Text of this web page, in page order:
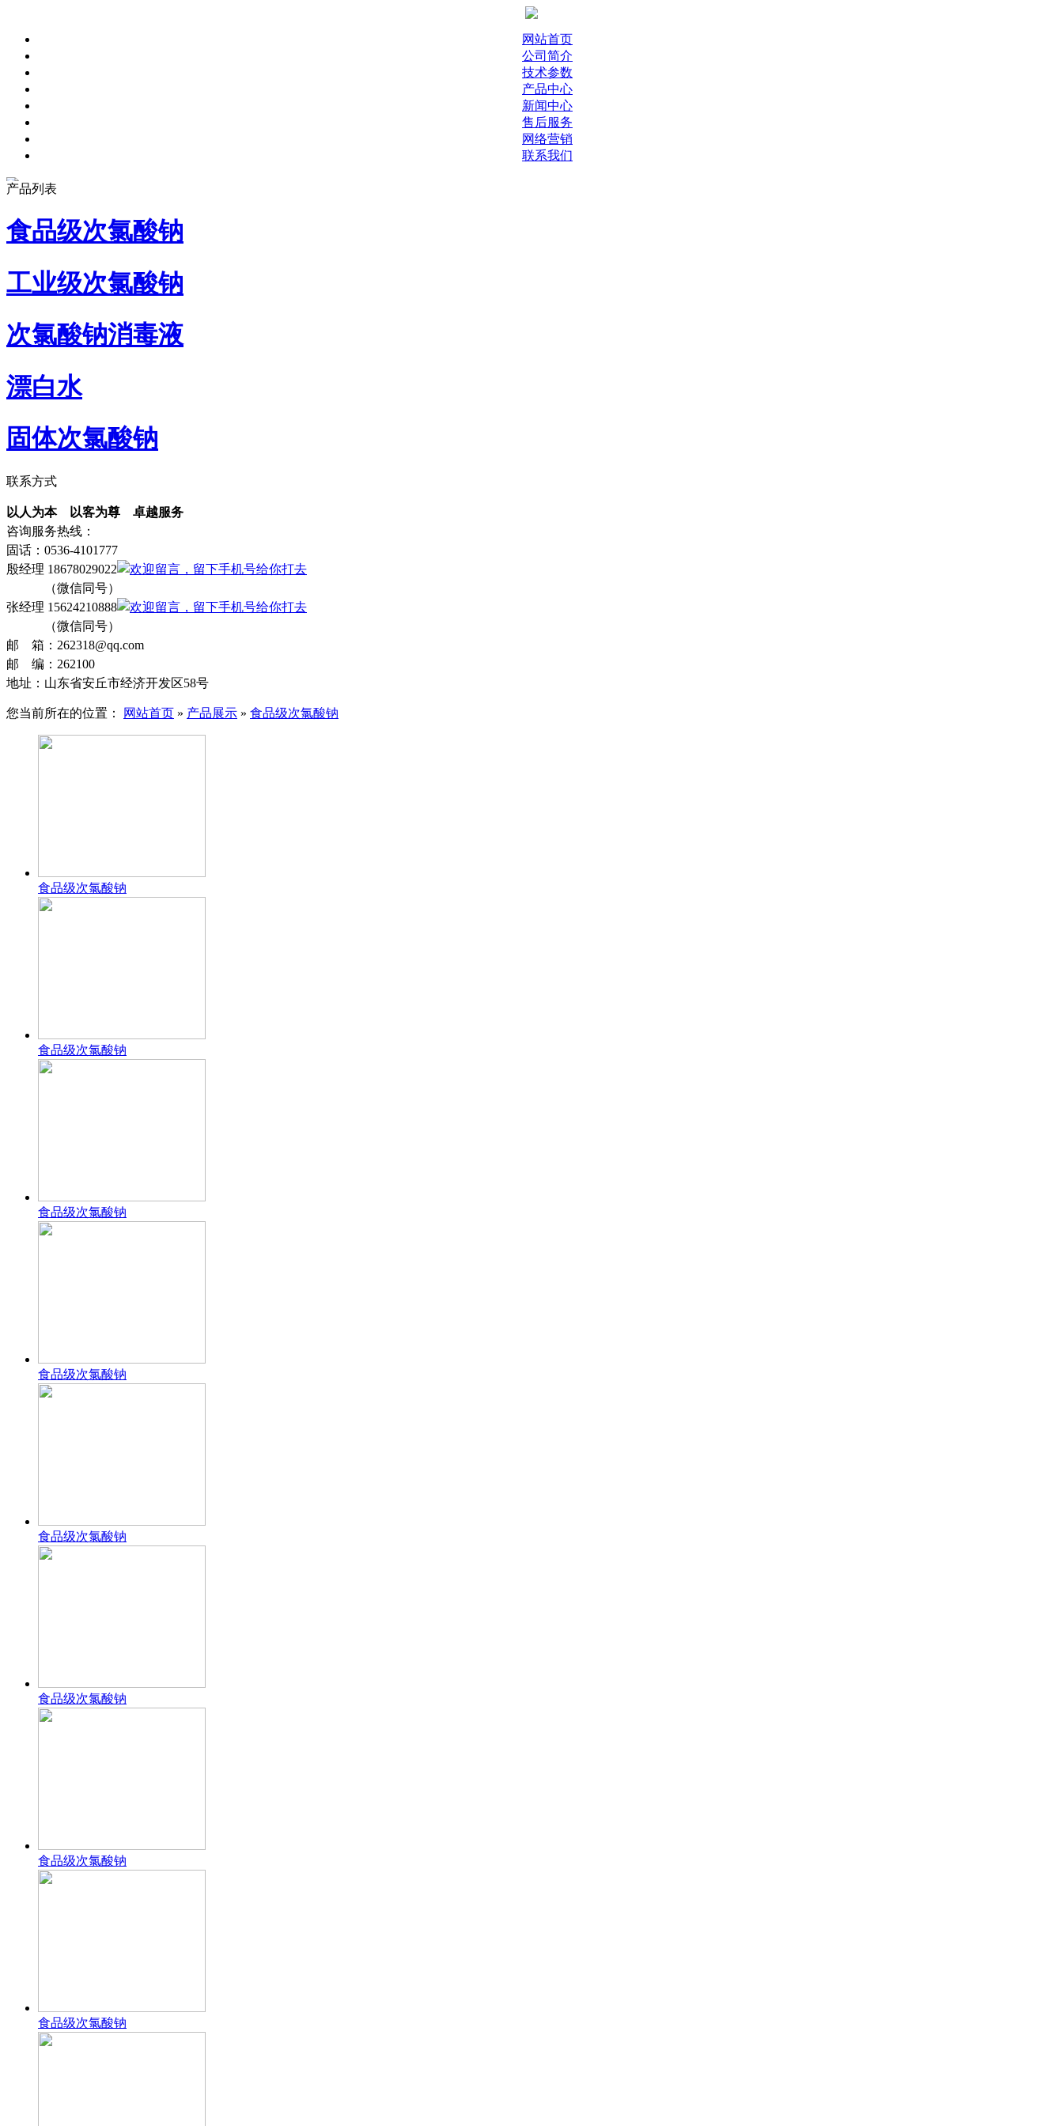
网站首页
公司简介
技术参数
产品中心
新闻中心
售后服务
网络营销
联系我们
产品列表
食品级次氯酸钠
工业级次氯酸钠
次氯酸钠消毒液
漂白水
固体次氯酸钠
联系方式
以人为本 以客为尊 卓越服务
咨询服务热线：
固话：0536-4101777
殷经理 18678029022
（微信同号）
张经理 15624210888
（微信同号）
邮 箱：262318@qq.com
邮 编：262100
地址：山东省安丘市经济开发区58号
您当前所在的位置： 网站首页 » 产品展示 » 食品级次氯酸钠
食品级次氯酸钠
食品级次氯酸钠
食品级次氯酸钠
食品级次氯酸钠
食品级次氯酸钠
食品级次氯酸钠
食品级次氯酸钠
食品级次氯酸钠